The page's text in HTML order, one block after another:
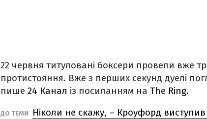
22 червня титуловані боксери провели вже
протистояння. Вже з перших секунд дуелі
пише 24 Канал із посиланням на The Ring.
ДО ТЕМИ
Ніколи не скажу, – Кроуфорд